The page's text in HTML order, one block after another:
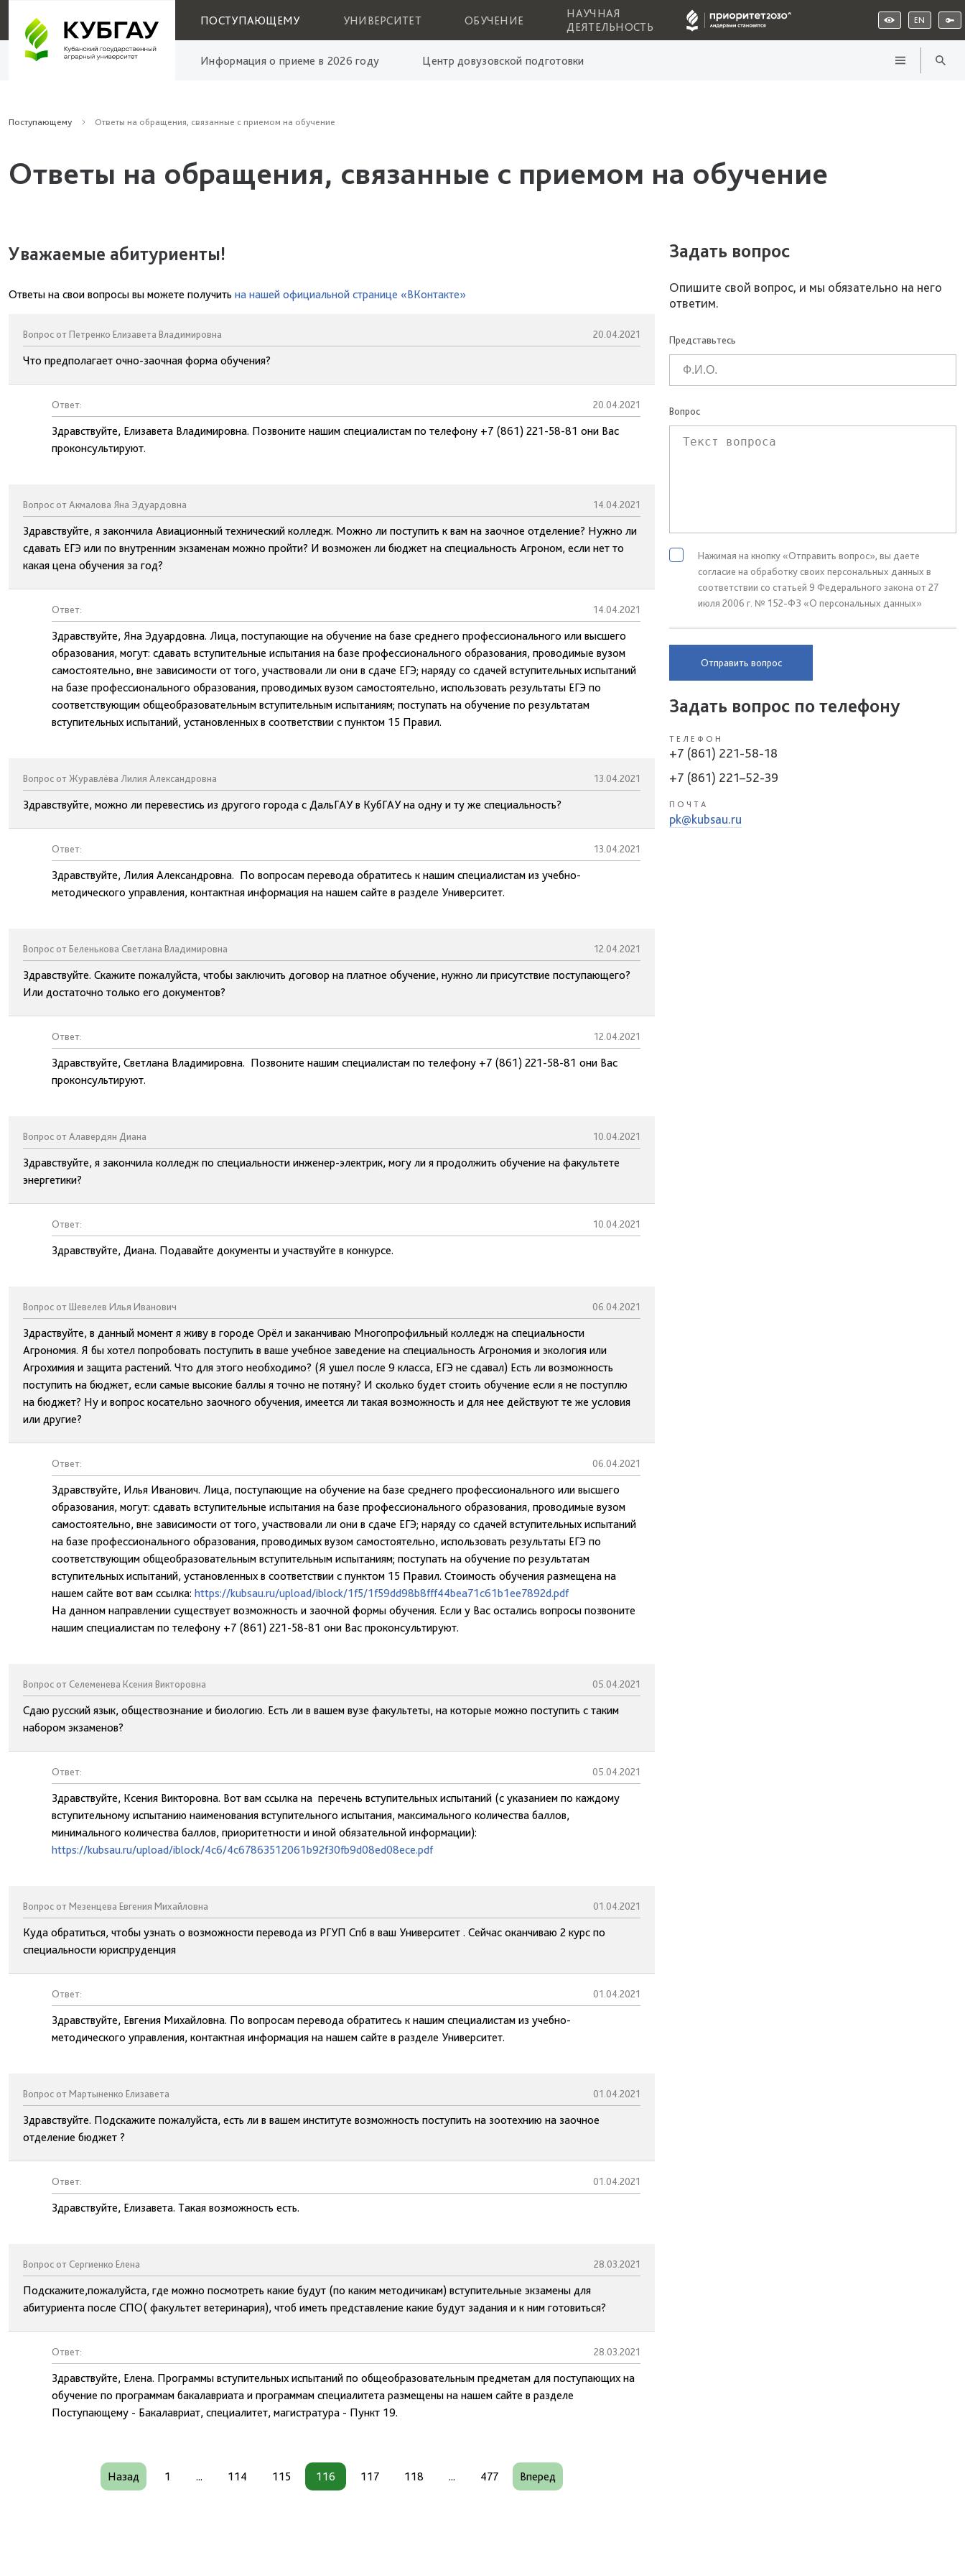
ПОСТУПАЮЩЕМУ УНИВЕРСИТЕТ ОБУЧЕНИЕ
НАУЧНАЯ
ДЕЯТЕЛЬНОСТЬ
EN
Информация о приеме в 2026 году Центр довузовской подготовки
Поступающему Ответы на обращения, связанные с приемом на обучение
Ответы на обращения, связанные с приемом на обучение
Уважаемые абитуриенты!
Ответы на свои вопросы вы можете получить на нашей официальной странице «ВКонтакте»
Вопрос от Петренко Елизавета Владимировна 20.04.2021
Что предполагает очно-заочная форма обучения?
Ответ: 20.04.2021
Здравствуйте, Елизавета Владимировна. Позвоните нашим специалистам по телефону +7 (861) 221-58-81 они Вас
проконсультируют.
Вопрос от Акмалова Яна Эдуардовна 14.04.2021
Здравствуйте, я закончила Авиационный технический колледж. Можно ли поступить к вам на заочное отделение? Нужно ли
сдавать ЕГЭ или по внутренним экзаменам можно пройти? И возможен ли бюджет на специальность Агроном, если нет то
какая цена обучения за год?
Ответ: 14.04.2021
Здравствуйте, Яна Эдуардовна. Лица, поступающие на обучение на базе среднего профессионального или высшего
образования, могут: сдавать вступительные испытания на базе профессионального образования, проводимые вузом
самостоятельно, вне зависимости от того, участвовали ли они в сдаче ЕГЭ; наряду со сдачей вступительных испытаний
на базе профессионального образования, проводимых вузом самостоятельно, использовать результаты ЕГЭ по
соответствующим общеобразовательным вступительным испытаниям; поступать на обучение по результатам
вступительных испытаний, установленных в соответствии с пунктом 15 Правил.
Вопрос от Журавлёва Лилия Александровна 13.04.2021
Здравствуйте, можно ли перевестись из другого города с ДальГАУ в КубГАУ на одну и ту же специальность?
Ответ: 13.04.2021
Здравствуйте, Лилия Александровна. По вопросам перевода обратитесь к нашим специалистам из учебно-
методического управления, контактная информация на нашем сайте в разделе Университет.
Вопрос от Беленькова Светлана Владимировна 12.04.2021
Здравствуйте. Скажите пожалуйста, чтобы заключить договор на платное обучение, нужно ли присутствие поступающего?
Или достаточно только его документов?
Ответ: 12.04.2021
Здравствуйте, Светлана Владимировна. Позвоните нашим специалистам по телефону +7 (861) 221-58-81 они Вас
проконсультируют.
Вопрос от Алавердян Диана 10.04.2021
Здравствуйте, я закончила колледж по специальности инженер-электрик, могу ли я продолжить обучение на факультете
энергетики?
Ответ: 10.04.2021
Здравствуйте, Диана. Подавайте документы и участвуйте в конкурсе.
Вопрос от Шевелев Илья Иванович 06.04.2021
Здраствуйте, в данный момент я живу в городе Орёл и заканчиваю Многопрофильный колледж на специальности
Агрономия. Я бы хотел попробовать поступить в ваше учебное заведение на специальность Агрономия и экология или
Агрохимия и защита растений. Что для этого необходимо? (Я ушел после 9 класса, ЕГЭ не сдавал) Есть ли возможность
поступить на бюджет, если самые высокие баллы я точно не потяну? И сколько будет стоить обучение если я не поступлю
на бюджет? Ну и вопрос косательно заочного обучения, имеется ли такая возможность и для нее действуют те же условия
или другие?
Ответ: 06.04.2021
Здравствуйте, Илья Иванович. Лица, поступающие на обучение на базе среднего профессионального или высшего
образования, могут: сдавать вступительные испытания на базе профессионального образования, проводимые вузом
самостоятельно, вне зависимости от того, участвовали ли они в сдаче ЕГЭ; наряду со сдачей вступительных испытаний
на базе профессионального образования, проводимых вузом самостоятельно, использовать результаты ЕГЭ по
соответствующим общеобразовательным вступительным испытаниям; поступать на обучение по результатам
вступительных испытаний, установленных в соответствии с пунктом 15 Правил. Стоимость обучения размещена на
нашем сайте вот вам ссылка: https://kubsau.ru/upload/iblock/1f5/1f59dd98b8fff44bea71c61b1ee7892d.pdf
На данном направлении существует возможность и заочной формы обучения. Если у Вас остались вопросы позвоните
нашим специалистам по телефону +7 (861) 221-58-81 они Вас проконсультируют.
Вопрос от Селеменева Ксения Викторовна 05.04.2021
Сдаю русский язык, обществознание и биологию. Есть ли в вашем вузе факультеты, на которые можно поступить с таким
набором экзаменов?
Ответ: 05.04.2021
Здравствуйте, Ксения Викторовна. Вот вам ссылка на перечень вступительных испытаний (с указанием по каждому
вступительному испытанию наименования вступительного испытания, максимального количества баллов,
минимального количества баллов, приоритетности и иной обязательной информации):
https://kubsau.ru/upload/iblock/4c6/4c67863512061b92f30fb9d08ed08ece.pdf
Вопрос от Мезенцева Евгения Михайловна 01.04.2021
Куда обратиться, чтобы узнать о возможности перевода из РГУП Спб в ваш Университет . Сейчас оканчиваю 2 курс по
специальности юриспруденция
Ответ: 01.04.2021
Здравствуйте, Евгения Михайловна. По вопросам перевода обратитесь к нашим специалистам из учебно-
методического управления, контактная информация на нашем сайте в разделе Университет.
Вопрос от Мартыненко Елизавета 01.04.2021
Здравствуйте. Подскажите пожалуйста, есть ли в вашем институте возможность поступить на зоотехнию на заочное
отделение бюджет ?
Ответ: 01.04.2021
Здравствуйте, Елизавета. Такая возможность есть.
Вопрос от Сергиенко Елена 28.03.2021
Подскажите,пожалуйста, где можно посмотреть какие будут (по каким методичикам) вступительные экзамены для
абитуриента после СПО( факультет ветеринария), чтоб иметь представление какие будут задания и к ним готовиться?
Ответ: 28.03.2021
Здравствуйте, Елена. Программы вступительных испытаний по общеобразовательным предметам для поступающих на
обучение по программам бакалавриата и программам специалитета размещены на нашем сайте в разделе
Поступающему - Бакалавриат, специалитет, магистратура - Пункт 19.
Назад 1 ... 114 115 116 117 118 ... 477 Вперед
Задать вопрос
Опишите свой вопрос, и мы обязательно на него
ответим.
Представьтесь
Вопрос
Нажимая на кнопку «Отправить вопрос», вы даете
согласие на обработку своих персональных данных в
соответствии со статьей 9 Федерального закона от 27
июля 2006 г. № 152-ФЗ «О персональных данных»
Отправить вопрос
Задать вопрос по телефону
ТЕЛЕФОН
+7 (861) 221-58-18
+7 (861) 221–52-39
ПОЧТА
pk@kubsau.ru